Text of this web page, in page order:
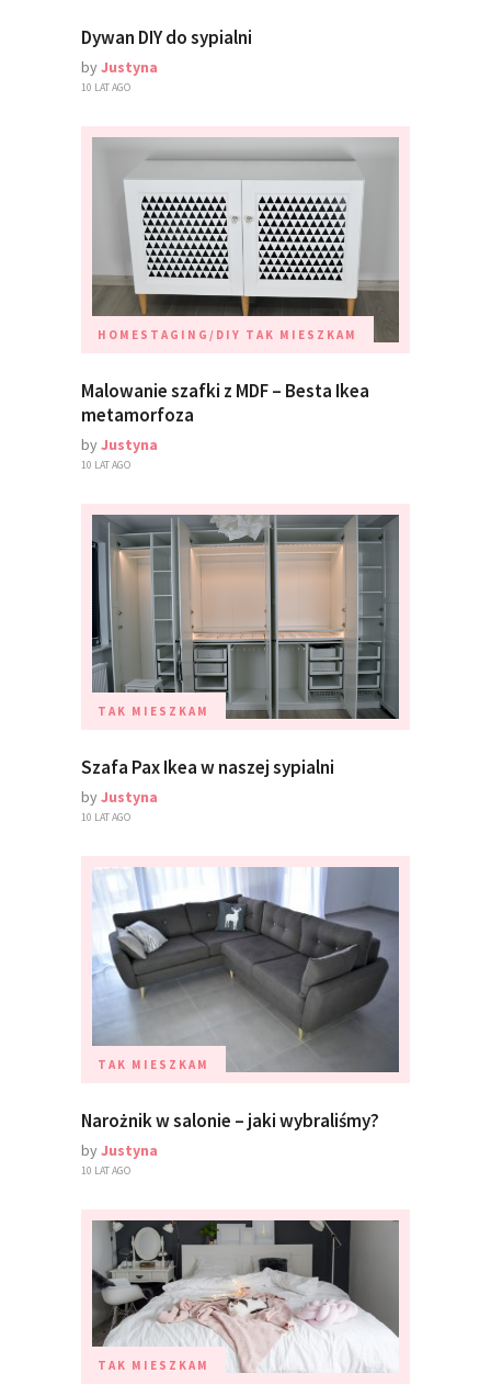
Dywan DIY do sypialni
byJustyna
10 LAT AGO
HOMESTAGING/DIY TAK MIESZKAM
Malowanie szafki z MDF – Besta Ikea
metamorfoza
byJustyna
10 LAT AGO
TAK MIESZKAM
Szafa Pax Ikea w naszej sypialni
byJustyna
10 LAT AGO
TAK MIESZKAM
Narożnik w salonie – jaki wybraliśmy?
byJustyna
10 LAT AGO
TAK MIESZKAM